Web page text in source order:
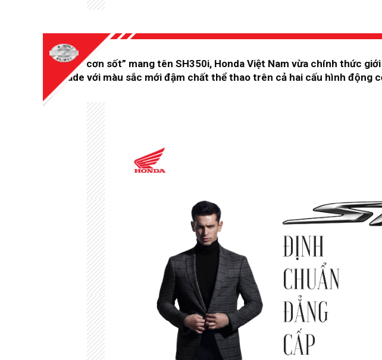
Tiếp nối “cơn sốt” mang tên SH350i, Honda Việt Nam vừa chính thức
Air Blade với màu sắc mới đậm chất thể thao trên cả hai cấu hình động